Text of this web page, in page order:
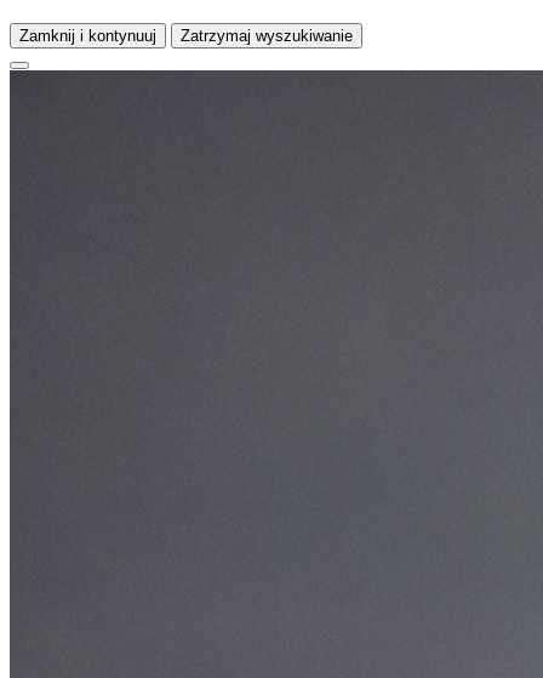
Zamknij i kontynuuj Zatrzymaj wyszukiwanie